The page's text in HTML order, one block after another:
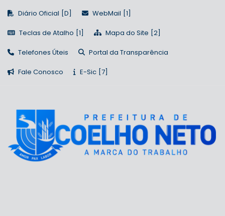
Diário Oficial WebMail
Teclas de Atalho Mapa do Site
Telefones Úteis Portal da Transparência
Fale Conosco E-Sic